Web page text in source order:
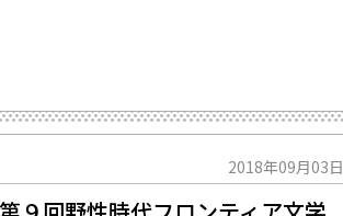
2018年09月03日